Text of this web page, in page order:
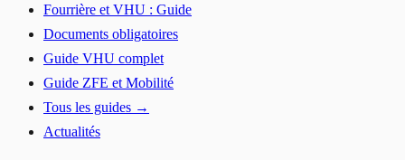
Fourrière et VHU : Guide
Documents obligatoires
Guide VHU complet
Guide ZFE et Mobilité
Tous les guides →
Actualités